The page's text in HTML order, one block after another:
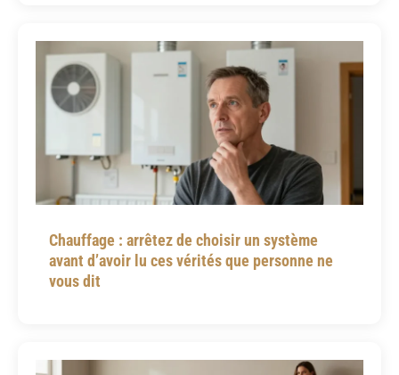
Chauffage : arrêtez de choisir un système
avant d’avoir lu ces vérités que personne ne
vous dit